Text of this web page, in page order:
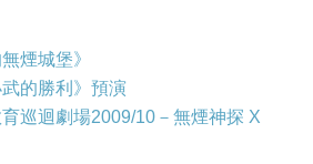
煙城堡》
武的勝利》預演
巡迴劇場2009/10－無煙神探 X